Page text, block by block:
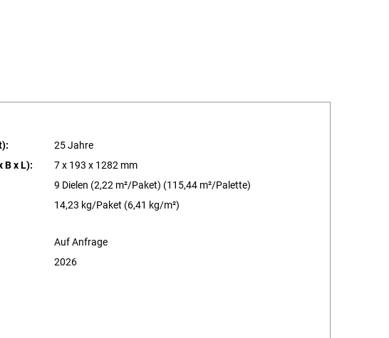
25 Jahre
B x L):
7 x 193 x 1282 mm
9 Dielen (2,22 m²/Paket) (115,44 m²/Palette)
14,23 kg/Paket (6,41 kg/m²)
Auf Anfrage
2026